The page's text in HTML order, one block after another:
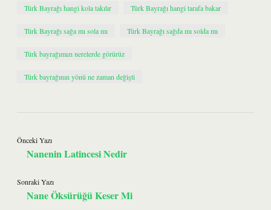
Türk Bayrağı hangi kola takılır Türk Bayrağı hangi tarafa bakar
Türk Bayrağı sağa mı sola mı Türk Bayrağı sağda mı solda mı
Türk bayrağımızı nerelerde görürüz
Türk bayrağının yönü ne zaman değişti
Önceki Yazı
Nanenin Latincesi Nedir
Sonraki Yazı
Nane Öksürüğü Keser Mi